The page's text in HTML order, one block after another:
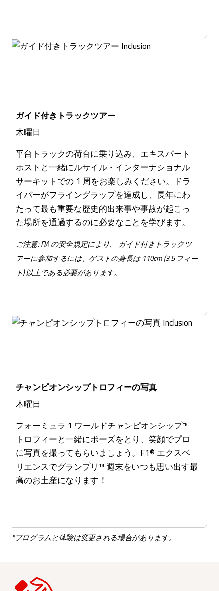
ガイド付きトラックツアー
木曜日
平台トラックの荷台に乗り込み、エキスパート
ホストと一緒にルサイル・インターナショナル
サーキットでの 1 周をお楽しみください。ドラ
イバーがフライングラップを達成し、長年にわ
たって最も重要な歴史的出来事や事故が起こっ
た場所を通過するのに必要なことを学びます。
ご注意: FIA の安全規定により、 ガイド付きトラックツ
アーに参加するには、ゲストの身長は 110cm (3.5 フィー
ト) 以上である必要があります。
チャンピオンシップトロフィーの写真
木曜日
フォーミュラ 1 ワールドチャンピオンシップ™
トロフィーと一緒にポーズをとり、笑顔でプロ
に写真を撮ってもらいましょう。F1® エクスペ
リエンスでグランプリ™ 週末をいつも思い出す最
高のお土産になります！
*プログラムと体験は変更される場合があります。